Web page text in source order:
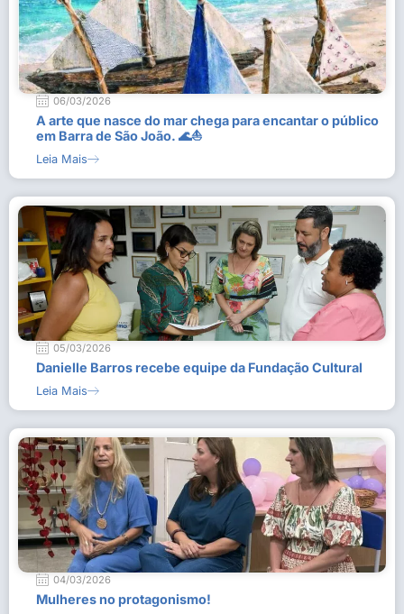
06/03/2026
A arte que nasce do mar chega para encantar o público
em Barra de São João. 🌊⛵
Leia Mais
05/03/2026
Danielle Barros recebe equipe da Fundação Cultural
Leia Mais
04/03/2026
Mulheres no protagonismo!